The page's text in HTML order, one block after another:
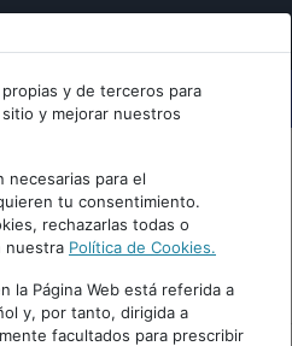
y de terceros para
y mejorar nuestros
necesarias para el
tu consentimiento.
rechazarlas todas o
nuestra Política de Cookies.
la Página Web está referida a
y, por tanto, dirigida a
facultados para prescribir